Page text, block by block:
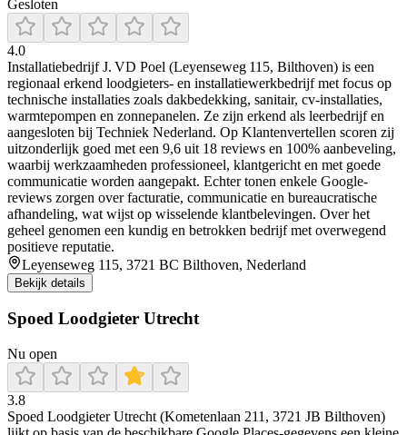
Gesloten
4.0
Installatiebedrijf J. VD Poel (Leyenseweg 115, Bilthoven) is een
regionaal erkend loodgieters- en installatiewerkbedrijf met focus op
technische installaties zoals dakbedekking, sanitair, cv-installaties,
warmtepompen en zonnepanelen. Ze zijn erkend als leerbedrijf en
aangesloten bij Techniek Nederland. Op Klantenvertellen scoren zij
uitzonderlijk goed met een 9,6 uit 18 reviews en 100% aanbeveling,
waarbij werkzaamheden professioneel, klantgericht en met goede
communicatie worden aangepakt. Echter tonen enkele Google-
reviews zorgen over facturatie, communicatie en bureaucratische
afhandeling, wat wijst op wisselende klantbelevingen. Over het
geheel genomen een kundig en betrokken bedrijf met overwegend
positieve reputatie.
Leyenseweg 115, 3721 BC Bilthoven, Nederland
Bekijk details
Spoed Loodgieter Utrecht
Nu open
3.8
Spoed Loodgieter Utrecht (Kometenlaan 211, 3721 JB Bilthoven)